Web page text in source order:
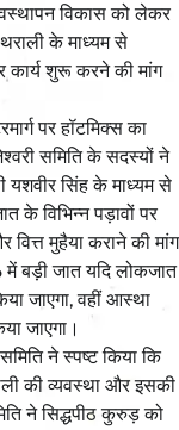
विकास को लेकर
थराली के माध्यम से
कार्य शुरू करने की मांग
पर हॉटमिक्स का
समिति के सदस्यों ने
यशवीर सिंह के माध्यम से
के विभिन्न पड़ावों पर
वित्त मुहैया कराने की मांग
बड़ी जात यदि लोकजात
जाएगा, वहीं आस्था
जाएगा।
ने स्पष्ट किया कि
की व्यवस्था और इसकी
ने सिद्धपीठ कुरुड़ को